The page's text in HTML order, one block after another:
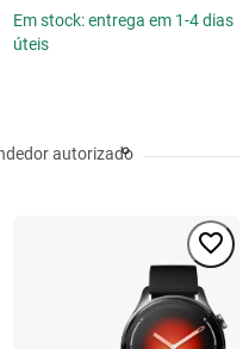
Em stock: entrega em 1-4 dias
úteis
autorizado